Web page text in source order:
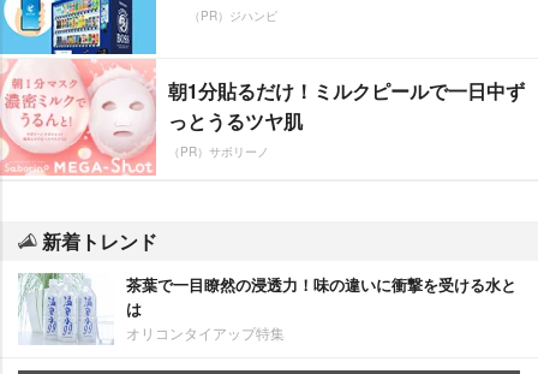
（PR）ジハンピ
朝1分貼るだけ！ミルクピールで一日中ず
っとうるツヤ肌
（PR）サボリーノ
新着トレンド
茶葉で一目瞭然の浸透力！味の違いに衝撃を受ける水と
は
オリコンタイアップ特集